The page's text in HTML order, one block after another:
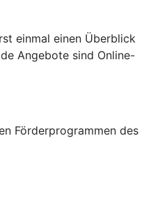
einmal einen Überblick
Angebote sind Online-
Förderprogrammen des